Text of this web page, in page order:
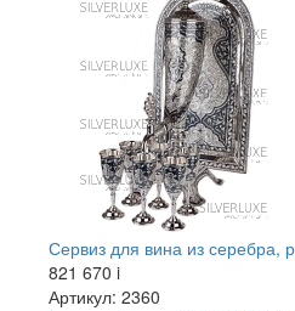
Сервиз для вина из серебра,
821 670 i
Артикул: 2360